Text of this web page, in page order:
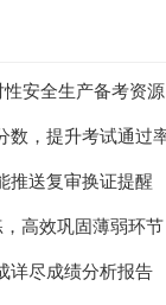
安全生产备考资源
数，提升考试通过
推送复审换证提醒
高效巩固薄弱环节
详尽成绩分析报告